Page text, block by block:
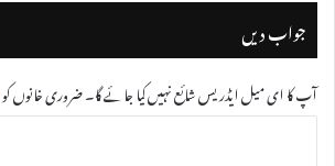
جواب دیں
آپ کا ای میل ایڈریس شائع نہیں کیا جائے گا۔ضروری خانوں کو